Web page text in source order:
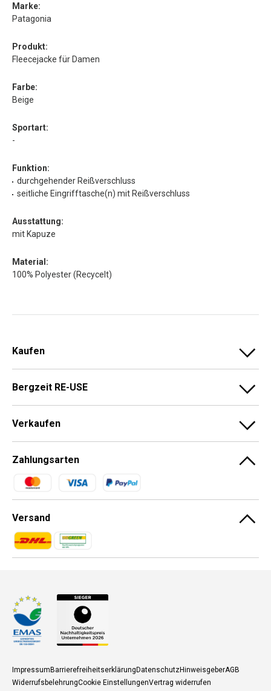
Marke:
Patagonia
Produkt:
Fleecejacke für Damen
Farbe:
Beige
Sportart:
-
Funktion:
durchgehender Reißverschluss
seitliche Eingrifftasche(n) mit Reißverschluss
Ausstattung:
mit Kapuze
Material:
100% Polyester (Recycelt)
Kaufen
Bergzeit RE-USE
Verkaufen
Zahlungsarten
Zahlungsmethoden
Versand
Zahlungsmethoden
Zahlungsmethoden
ImpressumBarrierefreiheitserklärungDatenschutzHinweisgeberAGB
WiderrufsbelehrungCookie EinstellungenVertrag widerrufen